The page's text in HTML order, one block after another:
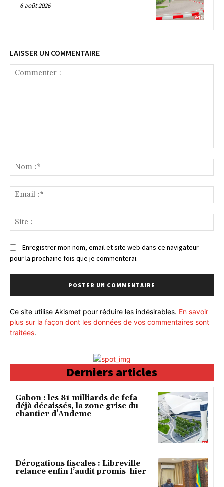
6 août 2026
LAISSER UN COMMENTAIRE
:*
:*
:
Enregistrer mon nom, email et site web dans ce navigateur
pour la prochaine fois que je commenterai.
Ce site utilise Akismet pour réduire les indésirables. En savoir
plus sur la façon dont les données de vos commentaires sont
traitées.
Derniers articles
Gabon : les 81 milliards de fcfa
déjà décaissés, la zone grise du
chantier d’Andeme
Dérogations fiscales : Libreville
relance enfin l’audit promis hier